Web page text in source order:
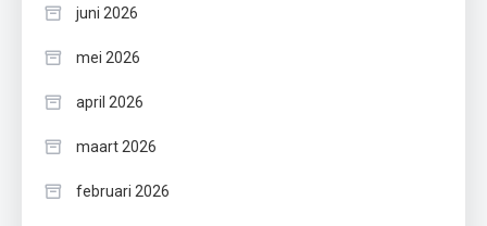
juni 2026
mei 2026
april 2026
maart 2026
februari 2026